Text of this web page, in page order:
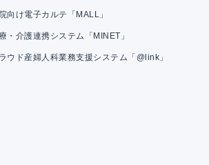
向け電子カルテ「MALL」
・介護連携システム「MINET」
ウド産婦人科業務支援システム「@link」